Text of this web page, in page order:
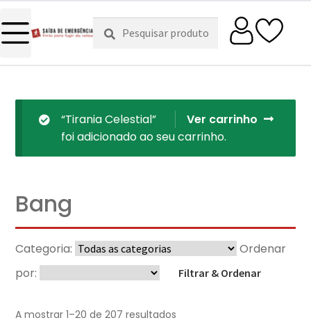
Pesquisar
por:
Pesquisa
Ver carrinho
“Tirania Celestial”
foi adicionado ao seu carrinho.
Bang
Categoria:
Ordenar
por:
Filtrar & Ordenar
A mostrar 1–20 de 207 resultados